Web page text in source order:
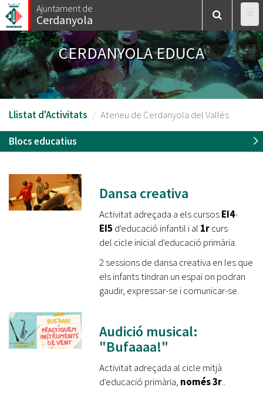
Vés
al
contingut
Ajuntament de
Cerdanyola
CERDANYOLA EDUCA
Llistat d'Activitats Ateneu de Cerdanyola del Vallès
Blocs educatius
Dansa creativa
Activitat adreçada a els cursosEI4-
EI5 d'educació infantil ial 1rcurs
del cicle inicial d'educació primària.
2 sessions de dansa creativa en les que
els infants tindran un espai on podran
gaudir, expressar-se i comunicar-se.
Audició musical:
"Bufaaaa!"
Activitat adreçada al cicle mitjà
d'educació primària, només 3r..